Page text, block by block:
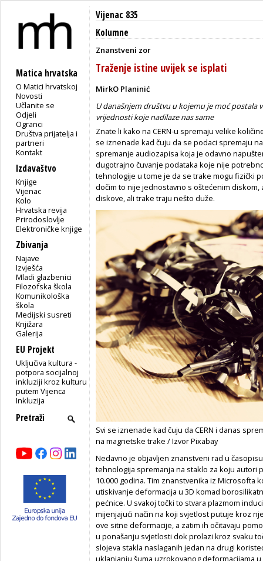
Matica hrvatska
O Matici hrvatskoj
Novosti
Učlanite se
Odjeli
Ogranci
Društva prijatelja i
partneri
Kontakt
Izdavaštvo
Knjige
Vijenac
Kolo
Hrvatska revija
Prirodoslovlje
Elektroničke knjige
Zbivanja
Najave
Izvješća
Mladi glazbenici
Filozofska škola
Komunikološka
škola
Medijski susreti
Knjižara
Galerija
EU Projekt
Uključiva kultura -
potpora socijalnoj
inkluziji kroz kulturu
putem Vijenca
Inkluzija
Vijenac 835
Kolumne
Znanstveni zor
Traženje istine uvijek se isplati
MirkO Planinić
U današnjem društvu u kojemu je moć postala
vrijednosti koje nadilaze nas same
Znate li kako na CERN-u spremaju velike
se iznenade kad čuju da se podaci spremaju
spremanje audiozapisa koja je odavno
dugotrajno čuvanje podataka koje nije
tehnologije u tome je da se trake mogu fizički
dočim to nije jednostavno s oštećenim diskom,
diskove, ali trake traju nešto duže.
Svi se iznenade kad čuju da CERN i danas
na magnetske trake / Izvor Pixabay
Nedavno je objavljen znanstveni rad u
tehnologija spremanja na staklo za koju autori
10.000 godina. Tim znanstvenika iz Microsofta
utiskivanje deformacija u 3D komad
pećnice. U svakoj točki to stvara plazmom
mijenjajući način na koji svjetlost putuje kroz
ove sitne deformacije, a zatim ih očitavaju
u ponašanju svjetlosti dok prolazi kroz svaku
slojeva stakla naslaganih jedan na drugi
uklanjanju šuma uzrokovanog deformacijama